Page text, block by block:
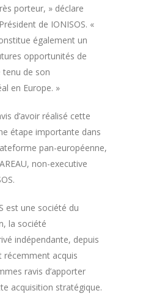
porteur, » déclare
de IONISOS. «
également un
opportunités de
tenu de son
en Europe. »
d’avoir réalisé cette
étape importante dans
pan-européenne,
non-executive
est une société du
la société
indépendante, depuis
récemment acquis
ravis d’apporter
acquisition stratégique.